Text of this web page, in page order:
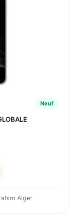
Neuf
Alger